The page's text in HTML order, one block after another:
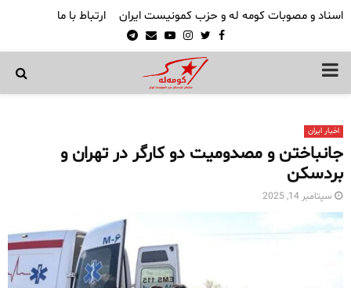
اسناد و مصوبات کومه له و حزب کمونیست ایران ارتباط با ما
Facebook
Twitter
Instagram
Youtube
Email
Telegram
PRIMARY
اخبار ایران
جانباختن و مصدومیت دو کارگر در تهران و
بردسکن
سپتامبر 14, 2025